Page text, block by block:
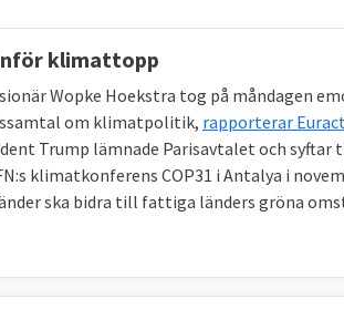
fyra områdensom de vill samarbeta
vill både ha ett ökat samarbete och
internationell nivå som kan ha globala
att parterna idag har dialoger om
jordbruksforskning och transport- och
inför klimattopp
Wopke Hoekstra tog på måndagen
om klimatpolitik, rapporterar
Trump lämnade Parisavtalet och
klimatkonferens COP31 i Antalya i
ska bidra till fattiga länders gröna